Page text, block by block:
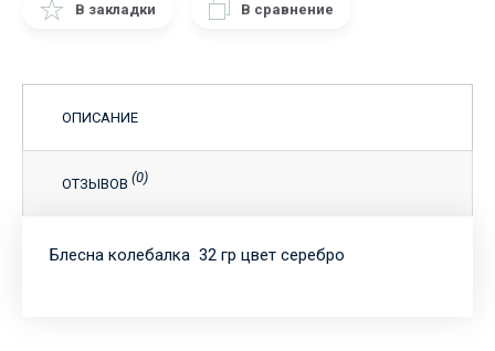
В закладки В сравнение
ОПИСАНИЕ
ОТЗЫВОВ (0)
Блесна колебалка 32 гр цвет серебро